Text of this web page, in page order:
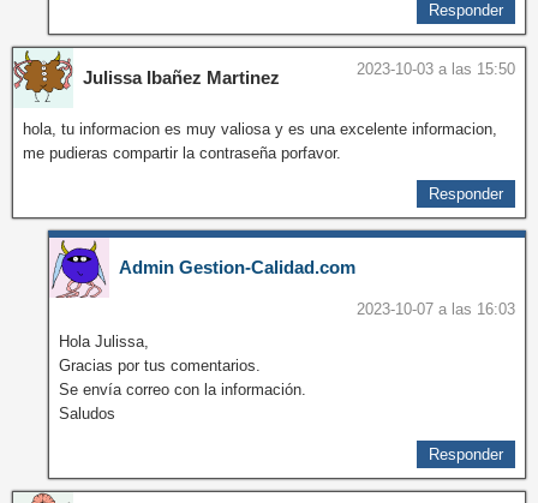
Responder
Julissa Ibañez Martinez 2023-10-03 a las 15:50
hola, tu informacion es muy valiosa y es una excelente informacion,
me pudieras compartir la contraseña porfavor.
Responder
Admin Gestion-Calidad.com
2023-10-07 a las 16:03
Hola Julissa,
Gracias por tus comentarios.
Se envía correo con la información.
Saludos
Responder